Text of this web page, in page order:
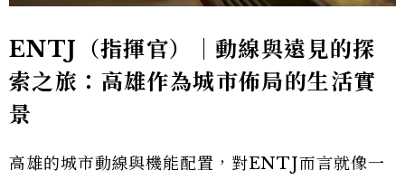
ENTJ（指揮官）｜動線與遠見的探
索之旅：高雄作為城市佈局的生活實
景
高雄的城市動線與機能配置，對ENTJ而言就像一